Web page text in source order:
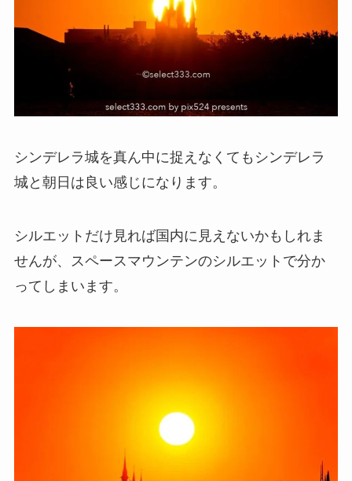
シンデレラ城を真ん中に捉えなくてもシンデレラ
城と朝日は良い感じになります。
シルエットだけ見れば国内に見えないかもしれま
せんが、スペースマウンテンのシルエットで分か
ってしまいます。